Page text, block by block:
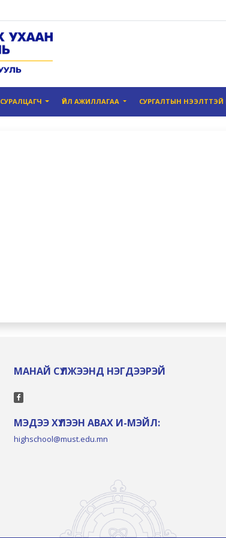
СУРАЛЦАГЧ ҮЙЛ АЖИЛЛАГАА СУРГАЛТЫН НЭЭЛТТЭЙ
МАНАЙ СҮЛЖЭЭНД НЭГДЭЭРЭЙ
МЭДЭЭ ХҮЛЭЭН АВАХ И-МЭЙЛ:
highschool@must.edu.mn